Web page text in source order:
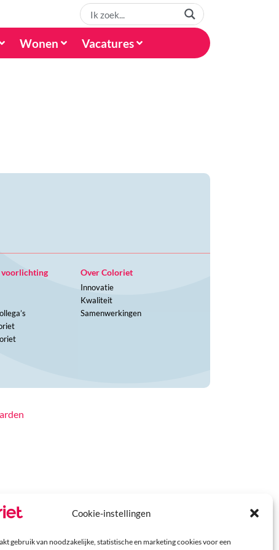
Cookie-instellingen
gebruik van noodzakelijke, statistische en marketing cookies voor een
Wonen Vacatures
voorlichting Over Coloriet
Innovatie
Kwaliteit
Samenwerkingen